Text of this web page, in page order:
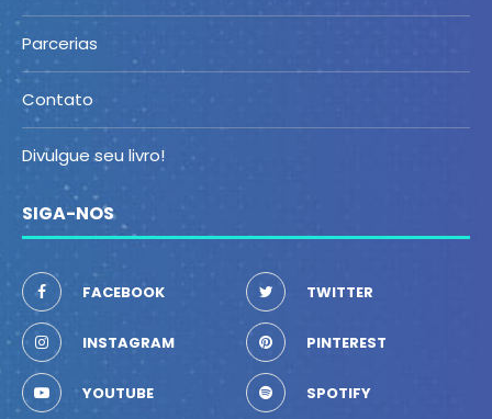
Parcerias
Contato
Divulgue seu livro!
SIGA-NOS
FACEBOOK TWITTER
INSTAGRAM PINTEREST
YOUTUBE SPOTIFY